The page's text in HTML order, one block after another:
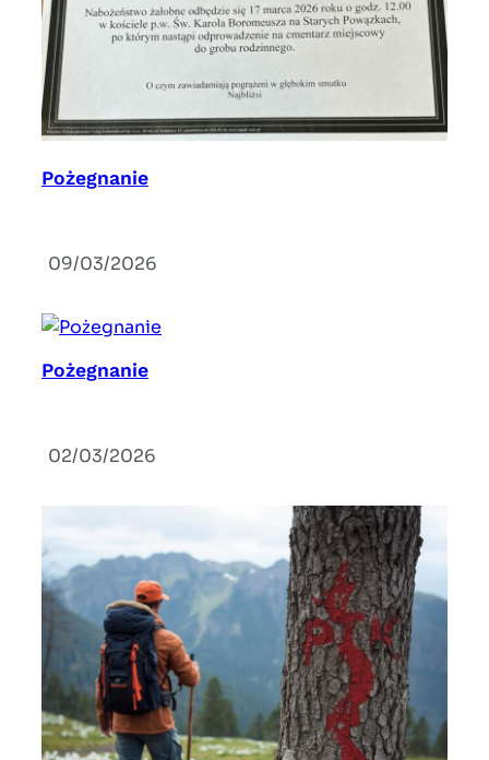
Pożegnanie
09/03/2026
Pożegnanie
02/03/2026